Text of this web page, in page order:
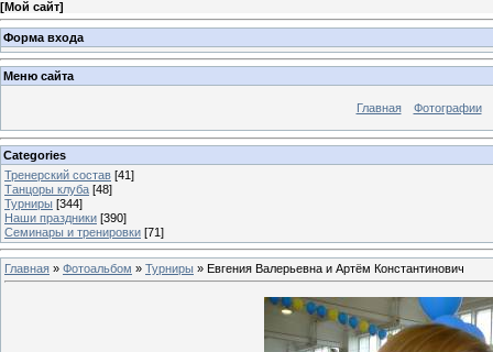
[Мой сайт]
Форма входа
Меню сайта
Главная Фотографии
Categories
Тренерский состав [41]
Танцоры клуба [48]
Турниры [344]
Наши праздники [390]
Семинары и тренировки [71]
Главная » Фотоальбом » Турниры » Евгения Валерьевна и Артём Константинович